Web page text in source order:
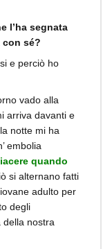
l’ha segnata
con sé?
e perciò ho
vado alla
arriva davanti e
notte mi ha
embolia
quando
si alternano fatti
adulto per
degli
della nostra